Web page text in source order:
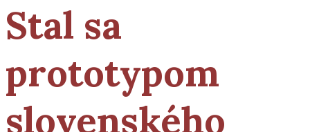
Stal sa
prototypom
slovenského